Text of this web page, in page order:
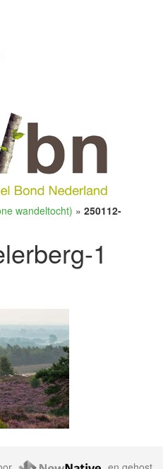
wandeltocht) » 250112-
1